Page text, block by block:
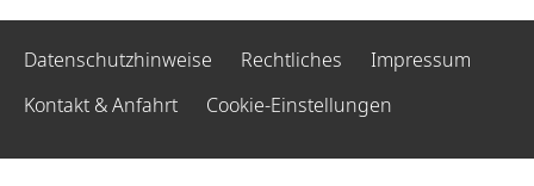
Datenschutzhinweise Rechtliches
Impressum
Kontakt & Anfahrt
Cookie-Einstellungen